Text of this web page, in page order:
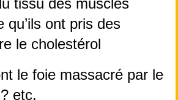
tissu des muscles
qu’ils ont pris des
le cholestérol
le foie massacré par le
etc.